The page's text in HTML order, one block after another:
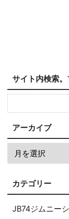
サイト内検索。
アーカイブ
カテゴリー
JB74ジムニー